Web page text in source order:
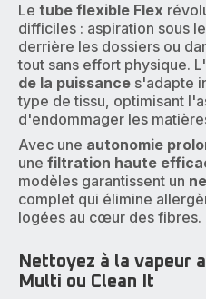
Le tube flexible Flex
difficiles : aspiration sous
derrière les dossiers ou
tout sans effort physique. L'
de la puissance s'adapte
type de tissu, optimisant
d'endommager les
Avec une autonomie
une filtration haute
modèles garantissent un
complet qui élimine
logées au cœur des fibres.
Nettoyez à la vapeur
Multi ou Clean It